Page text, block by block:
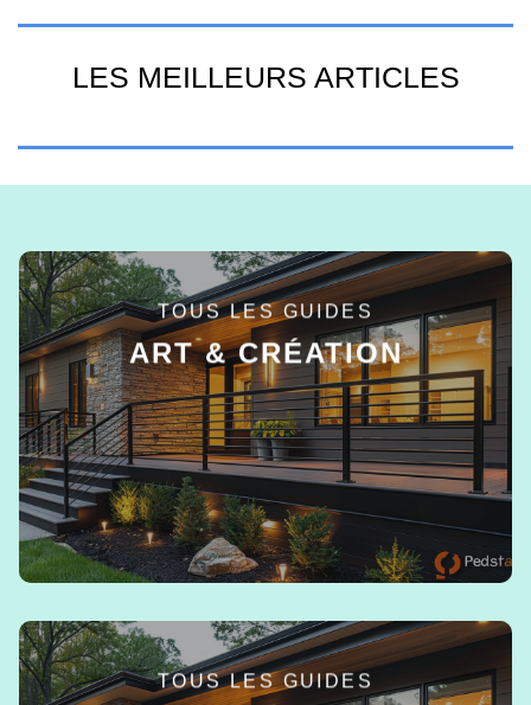
LES MEILLEURS ARTICLES
TOUS LES GUIDES
ART & CRÉATION
EN SAVOIR +
TOUS LES GUIDES